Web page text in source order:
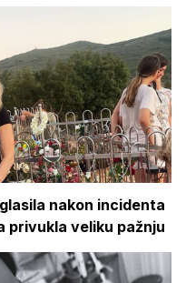
nakon incidenta
privukla veliku pažnju